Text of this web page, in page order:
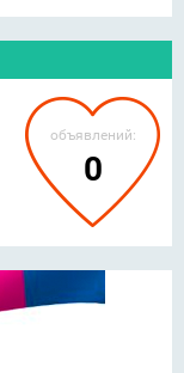
объявлений:
0